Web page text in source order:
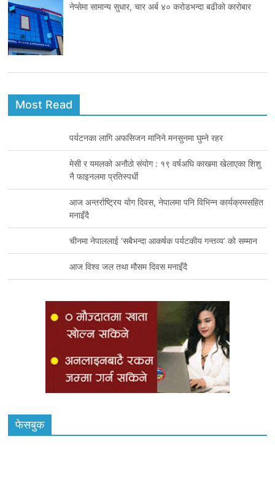
नेप्सेमा सामान्य सुधार, चार अर्ब ४० करोडभन्दा बढीको कारोबार
Most Read
पर्यटनका लागि अफसिजन मानिने मनसुनमा घुम्ने रहर
मेसी र यमलको अनौठो संयोग : १९ वर्षअघि काखमा खेलाएका शिशु
नै फाइनलमा प्रतिस्पर्धी
आज अन्तर्राष्ट्रिय योग दिवस, नेपालमा पनि विभिन्न कार्यक्रमसहित
मनाइँदै
चीनमा नेपाललाई ‘सबैभन्दा आकर्षक पर्यटकीय गन्तव्य’ को सम्मान
आज विश्व जल तथा मौसम दिवस मनाइँदै
फेसबुक